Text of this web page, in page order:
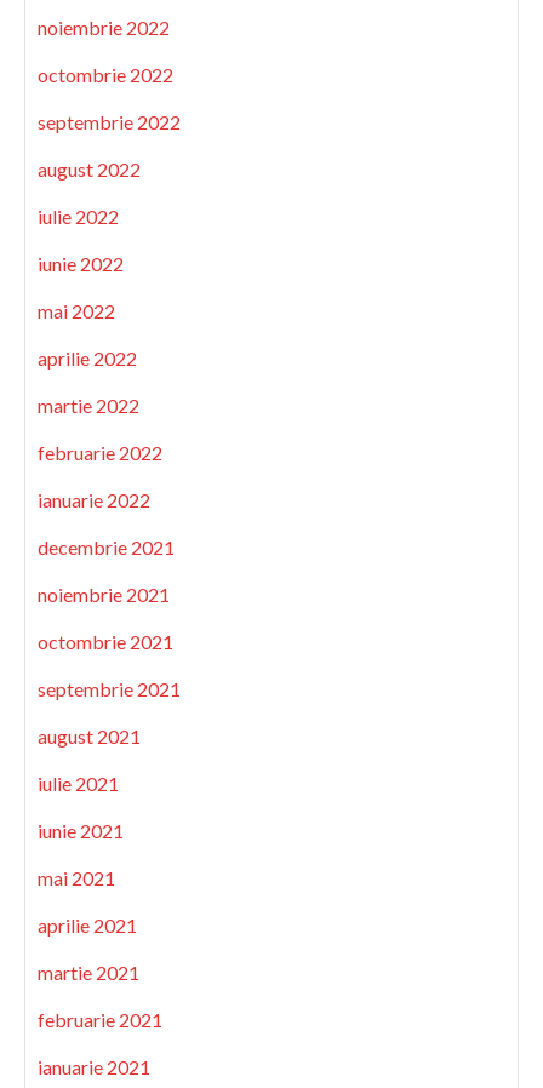
noiembrie 2022
octombrie 2022
septembrie 2022
august 2022
iulie 2022
iunie 2022
mai 2022
aprilie 2022
martie 2022
februarie 2022
ianuarie 2022
decembrie 2021
noiembrie 2021
octombrie 2021
septembrie 2021
august 2021
iulie 2021
iunie 2021
mai 2021
aprilie 2021
martie 2021
februarie 2021
ianuarie 2021